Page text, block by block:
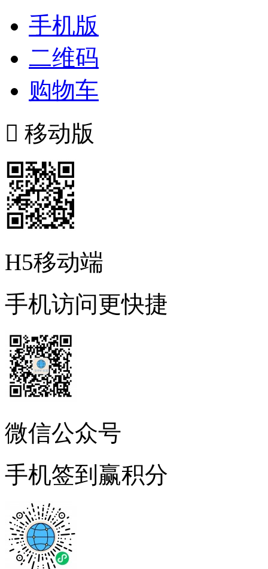
手机版
二维码
购物车
 移动版
H5移动端
手机访问更快捷
微信公众号
手机签到赢积分